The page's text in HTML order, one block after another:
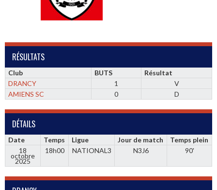
RÉSULTATS
Club BUTS
Résultat
DRANCY
1
V
AMIENS SC
0 D
DÉTAILS
Date Temps Ligue Jour de match
Temps plein
18
octobre
2025
18h00 NATIONAL3 N3J6 90'